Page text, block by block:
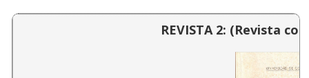
REVISTA 2: (Revista